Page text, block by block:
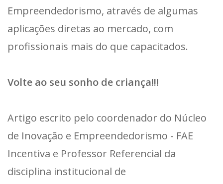
Empreendedorismo, através de algumas
aplicações diretas ao mercado, com
profissionais mais do que capacitados.
Volte ao seu sonho de criança!!!
Artigo escrito pelo coordenador do Núcleo
de Inovação e Empreendedorismo - FAE
Incentiva e Professor Referencial da
disciplina institucional de